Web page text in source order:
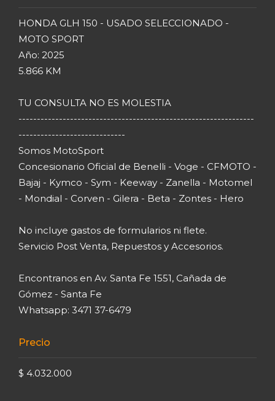
HONDA GLH 150 - USADO SELECCIONADO -
MOTO SPORT
Año: 2025
5.866 KM
TU CONSULTA NO ES MOLESTIA
----------------------------------------------------------------
-----------------------------
Somos MotoSport
Concesionario Oficial de Benelli - Voge - CFMOTO -
Bajaj - Kymco - Sym - Keeway - Zanella - Motomel
- Mondial - Corven - Gilera - Beta - Zontes - Hero
No incluye gastos de formularios ni flete.
Servicio Post Venta, Repuestos y Accesorios.
Encontranos en Av. Santa Fe 1551, Cañada de
Gómez - Santa Fe
Whatsapp: 3471 37-6479
Precio
$ 4.032.000